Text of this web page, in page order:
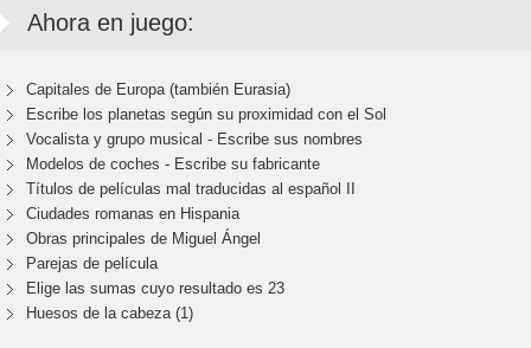
Ahora en juego:
Capitales de Europa (también Eurasia)
Escribe los planetas según su proximidad con el Sol
Vocalista y grupo musical - Escribe sus nombres
Modelos de coches - Escribe su fabricante
Títulos de películas mal traducidas al español II
Ciudades romanas en Hispania
Obras principales de Miguel Ángel
Parejas de película
Elige las sumas cuyo resultado es 23
Huesos de la cabeza (1)